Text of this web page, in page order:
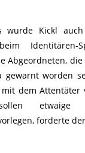
wurde Kickl
Identitären-
Abgeordneten,
gewarnt worden
dem Attentäter
etwaige
forderte